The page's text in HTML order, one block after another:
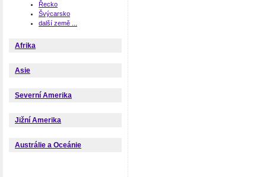
Řecko
Švýcarsko
další země ...
Afrika
Asie
Severní Amerika
Jižní Amerika
Austrálie a Oceánie